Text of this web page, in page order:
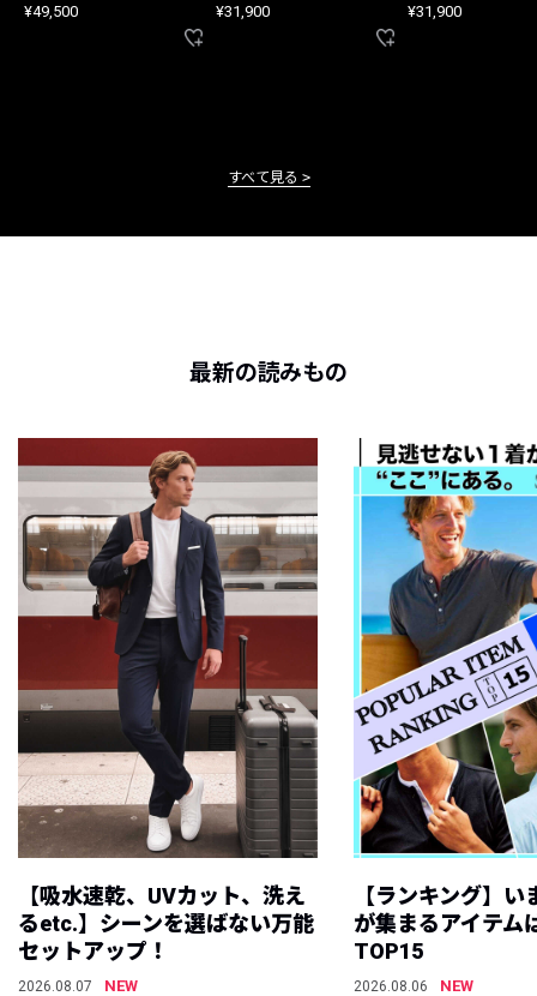
¥49,500 ¥31,900 ¥31,900
すべて見る
最新の読みもの
【吸水速乾、UVカット、洗え
るetc.】シーンを選ばない万能
セットアップ！
2026.08.07
NEW
【ランキング】
が集まるアイテム
TOP15
2026.08.06
NEW